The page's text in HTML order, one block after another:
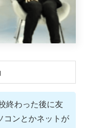
終わった後に友
コンとかネットが